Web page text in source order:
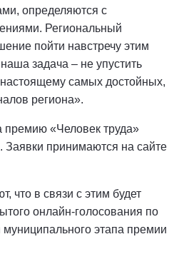
определяются с
Региональный
пойти навстречу этим
задача – не упустить
самых достойных,
региона».
премию «Человек труда»
Заявки принимаются на сайте
что в связи с этим будет
онлайн-голосования по
этапа премии